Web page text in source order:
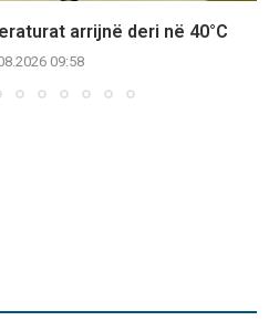
arrijnë deri në 40°C
09:58